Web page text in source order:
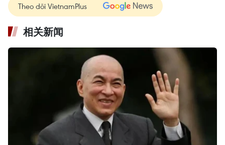
Theo dõi VietnamPlus
相关新闻